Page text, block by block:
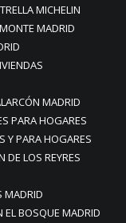
MICHELIN
MADRID
MADRID
PARA HOGARES
Y PARA HOGARES
DE LOS REYRES
MADRID
EL BOSQUE MADRID